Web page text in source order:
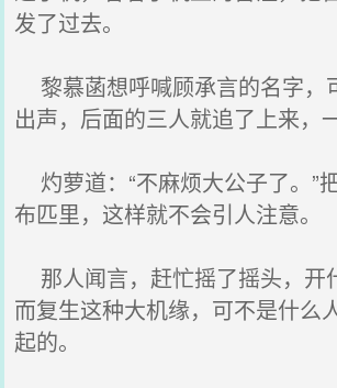
发了过去。
黎慕菡想呼喊顾承言的名字，
出声，后面的三人就追了上来，
灼萝道：“不麻烦大公子了。”
布匹里，这样就不会引人注意。
那人闻言，赶忙摇了摇头，开
而复生这种大机缘，可不是什么
起的。